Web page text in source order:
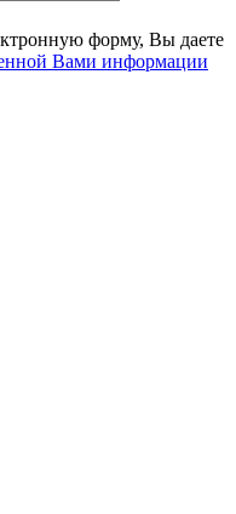
форму, Вы даете
Вами информации